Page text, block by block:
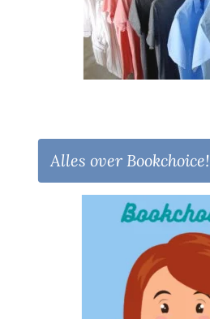
Alles over Bookchoice!